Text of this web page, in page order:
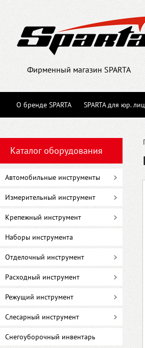
Фирменный магазин SPARTA
О бренде SPARTA SPARTA для юр. лиц
Каталог оборудования
Автомобильные инструменты
Измерительный инструмент
Крепежный инструмент
Наборы инструмента
Отделочный инструмент
Расходный инструмент
Режущий инструмент
Слесарный инструмент
Снегоуборочный инвентарь